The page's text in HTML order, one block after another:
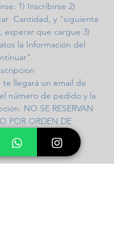
1) Inscribirse 2)
Cantidad, y “siguiente
esperar que cargue 3)
la Información del
te llegará un email de
número de pedido y la
NO SE RESERVAN
POR ORDEN DE
DISPONIBLES.